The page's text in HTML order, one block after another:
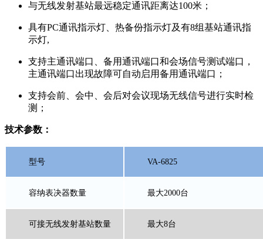
与无线发射基站最远稳定通讯距离达100米；
具有PC通讯指示灯、热备份指示灯及有8组基站通讯指
示灯,
支持主通讯端口、备用通讯端口和会场信号测试端口，
主通讯端口出现故障可自动启用备用通讯端口；
支持会前、会中、会后对会议现场无线信号进行实时检
测；
技术参数：
型号 VA-6825
容纳表决器数量 最大2000台
可接无线发射基站数量 最大8台